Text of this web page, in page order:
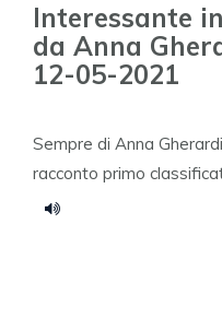
Interessante
da Anna
12-05-2021
Sempre di Anna Gherardi
racconto primo